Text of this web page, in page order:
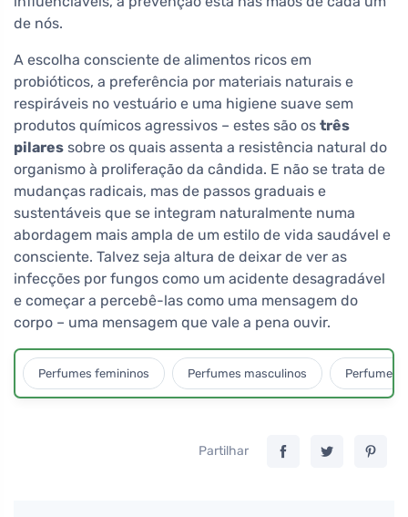
de nós.
A escolha consciente de alimentos ricos em
probióticos, a preferência por materiais naturais e
respiráveis no vestuário e uma higiene suave sem
produtos químicos agressivos – estes são os três
pilares sobre os quais assenta a resistência natural do
organismo à proliferação da cândida. E não se trata de
mudanças radicais, mas de passos graduais e
sustentáveis que se integram naturalmente numa
abordagem mais ampla de um estilo de vida saudável e
consciente. Talvez seja altura de deixar de ver as
infecções por fungos como um acidente desagradável
e começar a percebê-las como uma mensagem do
corpo – uma mensagem que vale a pena ouvir.
Perfumes femininos Perfumes masculinos Perfumes
Partilhar